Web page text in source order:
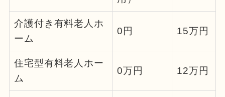
介護付き有料老人ホ
ーム
0円 15万円
住宅型有料老人ホー
ム
0万円 12万円